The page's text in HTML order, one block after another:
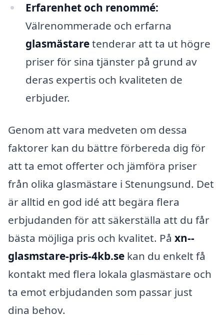
Erfarenhet och renommé:
Välrenommerade och erfarna
glasmästaretenderar att ta ut högre
priser för sina tjänster på grund av
deras expertis och kvaliteten de
erbjuder.
Genom att vara medveten om dessa
faktorer kan du bättre förbereda dig för
att ta emot offerter och jämföra priser
från olika glasmästare i Stenungsund. Det
är alltid en god idé att begära flera
erbjudanden för att säkerställa att du får
bästa möjliga pris och kvalitet. På xn--
glasmstare-pris-4kb.se kan du enkelt få
kontakt med flera lokala glasmästare och
ta emot erbjudanden som passar just
dina behov.